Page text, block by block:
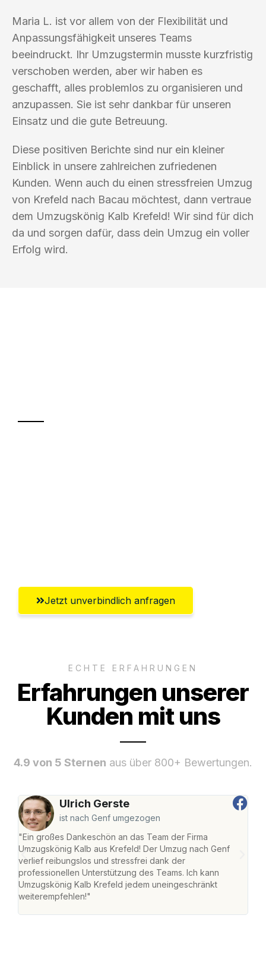
Maria L. ist vor allem von der Flexibilität und
Anpassungsfähigkeit unseres Teams
beeindruckt. Ihr Umzugstermin musste kurzfristig
verschoben werden, aber wir haben es
geschafft, alles problemlos zu organisieren und
anzupassen. Sie ist sehr dankbar für unseren
Einsatz und die gute Betreuung.
Diese positiven Berichte sind nur ein kleiner
Einblick in unsere zahlreichen zufriedenen
Kunden. Wenn auch du einen stressfreien Umzug
von Krefeld nach Bacau möchtest, dann vertraue
dem Umzugskönig Kalb Krefeld! Wir sind für dich
da und sorgen dafür, dass dein Umzug ein voller
Erfolg wird.
Jetzt unverbindlich anfragen
ECHTE ERFAHRUNGEN
Erfahrungen unserer
Kunden mit uns
4.9 von 5 Sternen aus über 800+ Bewertungen.
Ulrich Gerste
ist nach Genf umgezogen
"Ein großes Dankeschön an das Team der Firma
Umzugskönig Kalb aus Krefeld! Der Umzug nach Genf
verlief reibungslos und stressfrei dank der
professionellen Unterstützung des Teams. Ich kann
Umzugskönig Kalb Krefeld jedem uneingeschränkt
weiterempfehlen!"